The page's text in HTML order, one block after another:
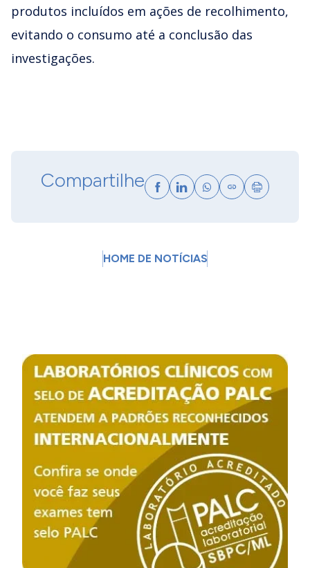
produtos incluídos em ações de recolhimento,
evitando o consumo até a conclusão das
investigações.
Compartilhe
HOME DE NOTÍCIAS